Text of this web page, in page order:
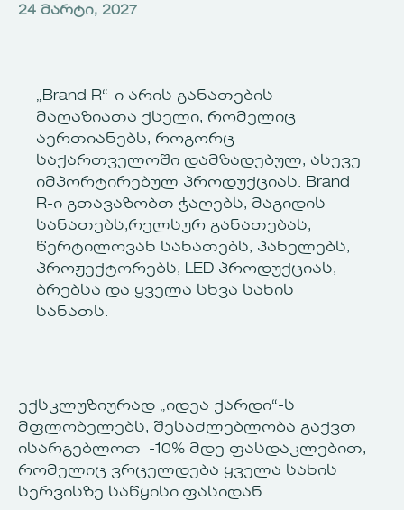
24 ᲛᲐᲠᲢᲘ, 2027
„Brand R“-ი არის განათების
მაღაზიათა ქსელი, რომელიც
აერთიანებს, როგორც
საქართველოში დამზადებულ, ასევე
იმპორტირებულ პროდუქციას. Brand
R-ი გთავაზობთ ჭაღებს, მაგიდის
სანათებს,რელსურ განათებას,
წერტილოვან სანათებს, პანელებს,
პროჟექტორებს, LED პროდუქციას,
ბრებსა და ყველა სხვა სახის
სანათს.
ექსკლუზიურად „იდეა ქარდი“-ს
მფლობელებს, შესაძლებლობა გაქვთ
ისარგებლოთ -10% მდე ფასდაკლებით,
რომელიც ვრცელდება ყველა სახის
სერვისზე საწყისი ფასიდან.